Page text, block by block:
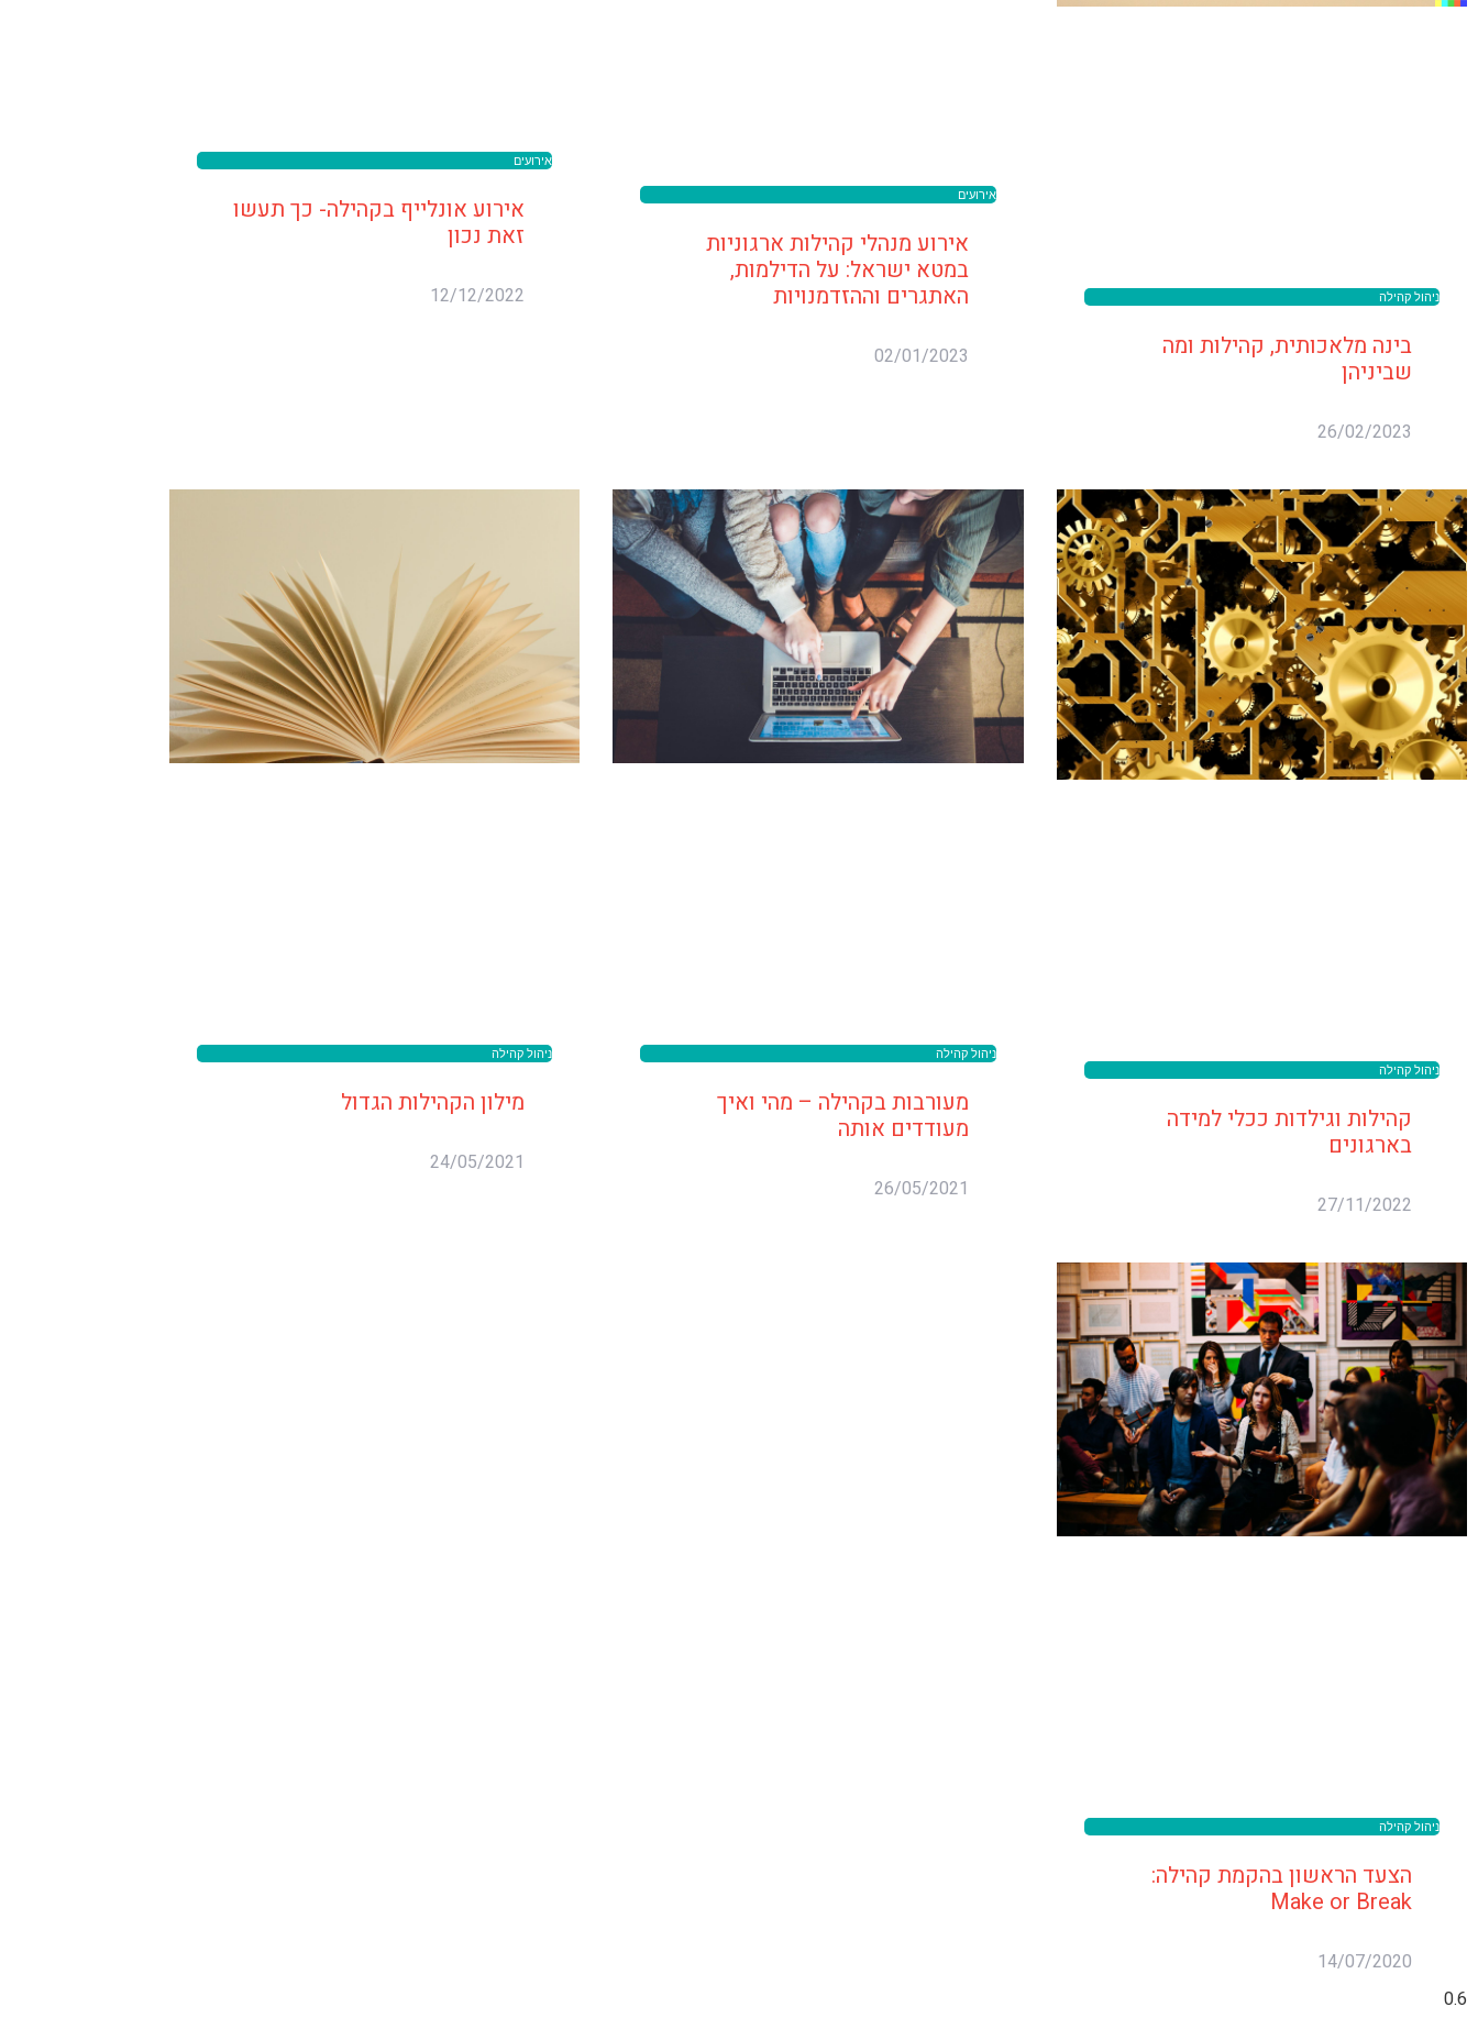
ניהול קהילה
בינה מלאכותית, קהילות ומה
שביניהן
26/02/2023
אירועים
אירוע מנהלי קהילות ארגוניות
במטא ישראל: על הדילמות,
האתגרים וההזדמנויות
02/01/2023
אירועים
אירוע אונלייף בקהילה- כך תעשו
זאת נכון
12/12/2022
ניהול קהילה
קהילות וגילדות ככלי למידה
בארגונים
27/11/2022
ניהול קהילה
מעורבות בקהילה – מהי ואיך
מעודדים אותה
26/05/2021
ניהול קהילה
מילון הקהילות הגדול
24/05/2021
ניהול קהילה
הצעד הראשון בהקמת קהילה:
Make or Break
14/07/2020